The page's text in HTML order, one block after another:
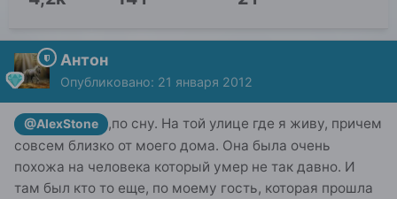
Антон
Опубликовано: 21 января 2012
@AlexStone
,по сну. На той улице где я живу, причем
совсем близко от моего дома. Она была очень
похожа на человека который умер не так давно. И
там был кто то еще, по моему гость, которая прошла